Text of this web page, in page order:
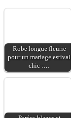
Robe longue fleurie
pour un mariage estival
chic :…